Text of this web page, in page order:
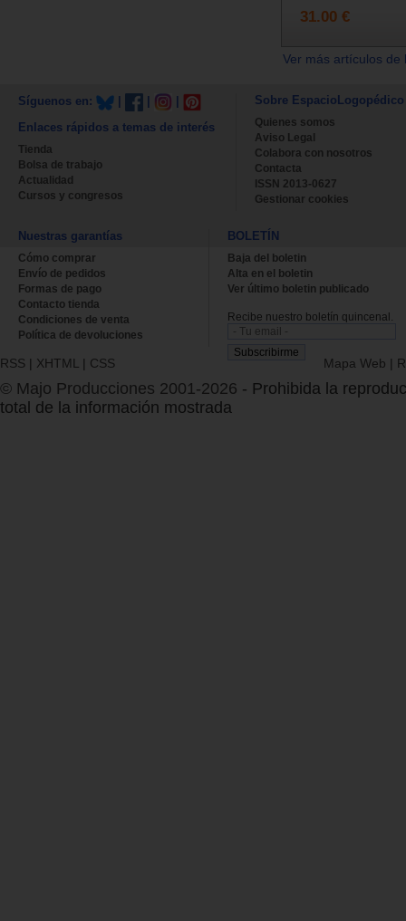
31.00 €
Ver más artículos
Síguenos en:
Enlaces rápidos a temas de interés
Tienda
Bolsa de trabajo
Actualidad
Cursos y congresos
Sobre EspacioLogopédico
Quienes somos
Aviso Legal
Colabora con nosotros
Contacta
ISSN 2013-0627
Gestionar cookies
Nuestras garantías
Cómo comprar
Envío de pedidos
Formas de pago
Contacto tienda
Condiciones de venta
Política de devoluciones
BOLETÍN
Baja del boletin
Alta en el boletin
Ver último boletin publicado
Recibe nuestro boletín quincenal.
RSS | XHTML | CSS Mapa Web |
© Majo Producciones 2001-2026 - Prohibida la
total de la información mostrada